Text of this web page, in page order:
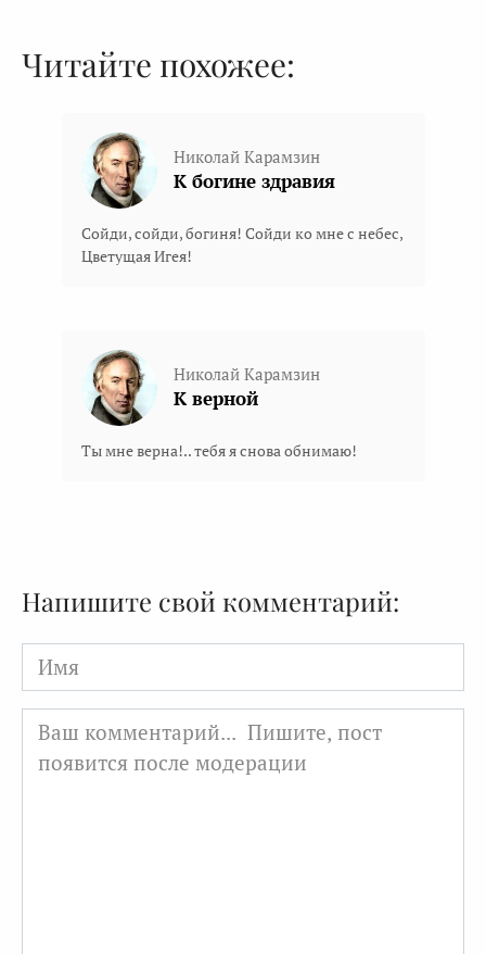
Читайте похожее:
Николай Карамзин
К богине здравия
Сойди, сойди, богиня! Сойди ко мне с небес,
Цветущая Игея!
Николай Карамзин
К верной
Ты мне верна!.. тебя я снова обнимаю!
Напишите свой комментарий:
Имя